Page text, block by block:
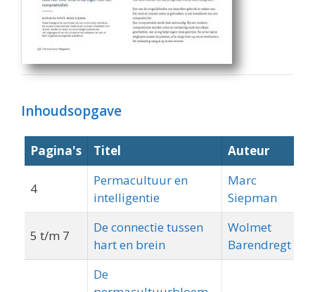
Inhoudsopgave
Pagina's Titel Auteur
4
Permacultuur en
intelligentie
Marc
Siepman
5 t/m 7
De connectie tussen
hart en brein
Wolmet
Barendregt
De